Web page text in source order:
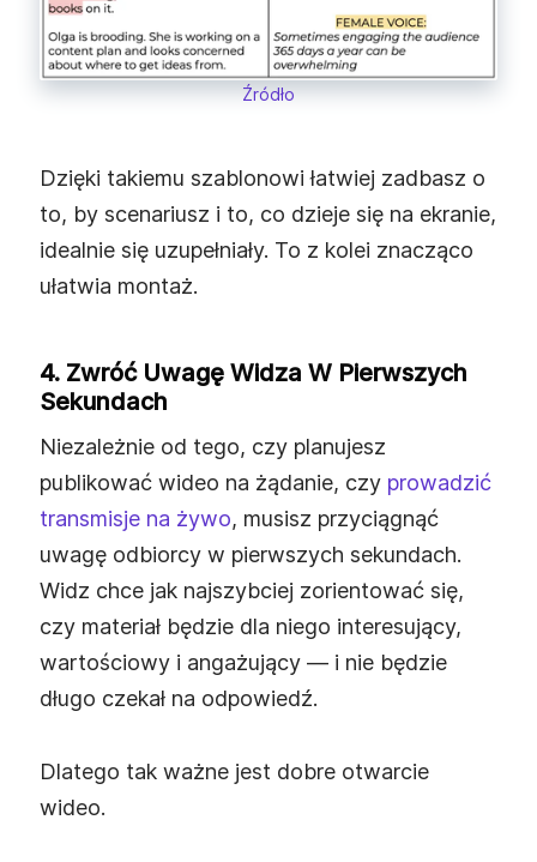
Źródło
Dzięki takiemu szablonowi łatwiej zadbasz o
to, by scenariusz i to, co dzieje się na ekranie,
idealnie się uzupełniały. To z kolei znacząco
ułatwia montaż.
4. Zwróć Uwagę Widza W Pierwszych
Sekundach
Niezależnie od tego, czy planujesz
publikować wideo na żądanie, czy prowadzić
transmisje na żywo, musisz przyciągnąć
uwagę odbiorcy w pierwszych sekundach.
Widz chce jak najszybciej zorientować się,
czy materiał będzie dla niego interesujący,
wartościowy i angażujący — i nie będzie
długo czekał na odpowiedź.
Dlatego tak ważne jest dobre otwarcie
wideo.